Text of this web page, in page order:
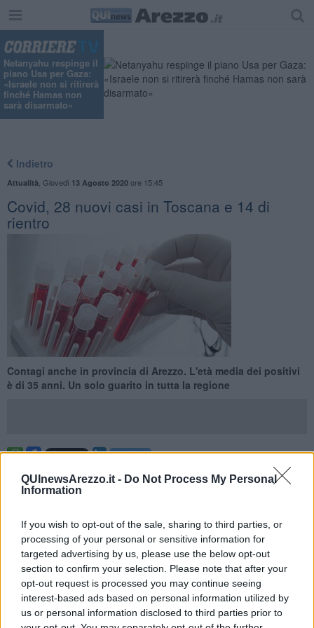
QUInewsArezzo.it - Do Not Process My Personal
Information
If you wish to opt-out of the sale, sharing to third parties, or
processing of your personal or sensitive information for
targeted advertising by us, please use the below opt-out
section to confirm your selection. Please note that after your
opt-out request is processed you may continue seeing
interest-based ads based on personal information utilized by
us or personal information disclosed to third parties prior to
Netanyahu respinge il
piano Usa per Gaza:
«Israele non si ritirerà
finché Hamas non
sarà disarmato»
Indietro
Attualità Giovedì 13 Agosto 2020ore 15:45
Covid, 28 nuovi casi in Toscana e 14 di
rientro
Contagi anche in provincia di Arezzo. L'età media dei positivi
è di 35 anni. Un solo guarito in tutta la regione
AREZZO —Il Covid non va in vacanza. Anche oggi sono28 i
nuovi contagiati in Toscana . Tra questi 14 rientravano da un
Prosegue il trend dell'ultima settimana che vede i numeri del
contagio incrementati da giovani che, dopo essere rientrati da un
soggiorno all'estro per vacanze, hanno scoperto di aver contratto il
virus. L'età media dei positivi è bassa ed oggi si attesta a 35 anni.